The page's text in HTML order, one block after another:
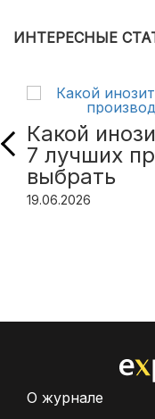
ИНТЕРЕСНЫЕ
Какой
7 лучших
выбрать
19.06.2026
О журнале